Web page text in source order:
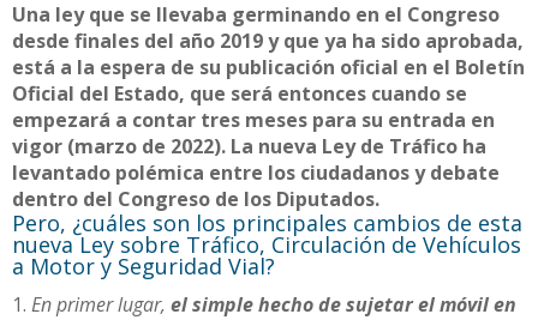
Una ley que se llevaba germinando en el Congreso
desde finales del año 2019 y que ya ha sido aprobada,
está a la espera de su publicación oficial en el Boletín
Oficial del Estado, que será entonces cuando se
empezará a contar tres meses para su entrada en
vigor (marzo de 2022). La nueva Ley de Tráfico ha
levantado polémica entre los ciudadanos y debate
dentro del Congreso de los Diputados.
Pero, ¿cuáles son los principales cambios de esta
nueva Ley sobre Tráfico, Circulación de Vehículos
a Motor y Seguridad Vial?
En primer lugar, el simple hecho de sujetar el móvil en